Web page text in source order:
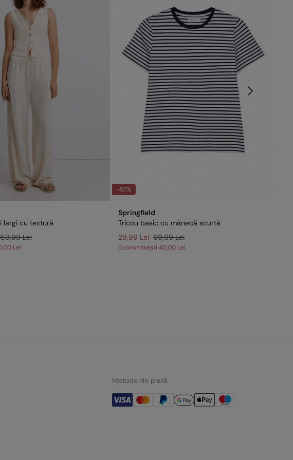
Distribuit de: Tendam Retail RO S.R.L.
largi cu textură
Lei
Lei
-57%
Springfield
Tricou basic cu mânecă scurtă
29,99 Lei 69,99 Lei
Economisești 40,00 Lei
Metode de plată